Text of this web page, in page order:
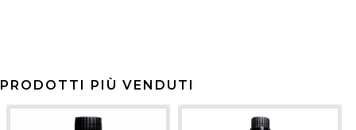
PRODOTTI PIÙ VENDUTI